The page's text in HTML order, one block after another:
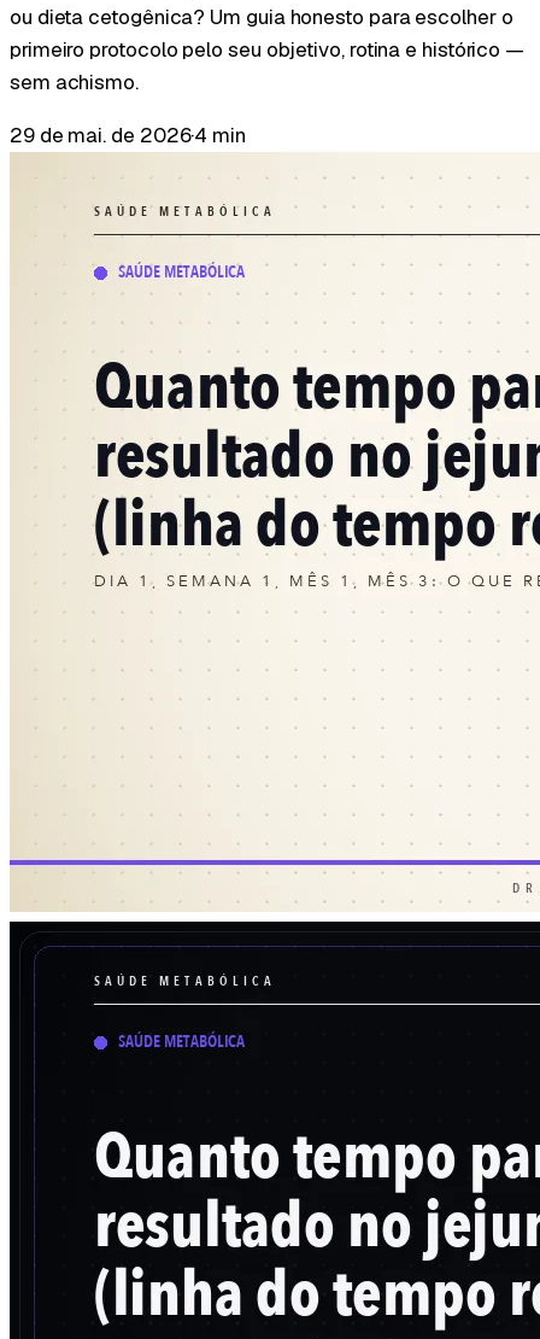
ou dieta cetogênica? Um guia honesto para escolher o
primeiro protocolo pelo seu objetivo, rotina e histórico —
sem achismo.
29 de mai. de 2026·4 min